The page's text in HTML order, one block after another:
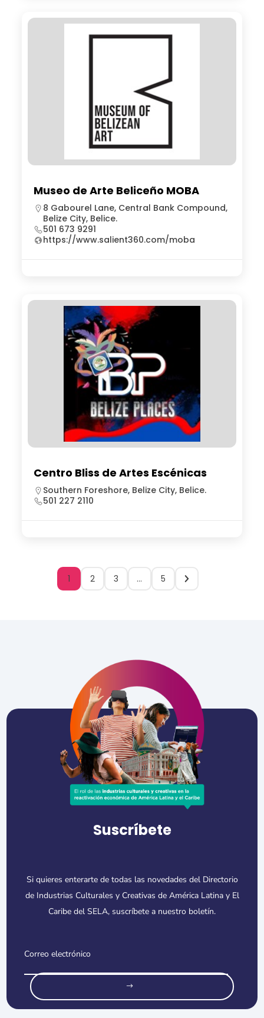
Museo de Arte Beliceño MOBA
8 Gabourel Lane, Central Bank Compound,
Belize City, Belice.
501 673 9291
https://www.salient360.com/moba
Centro Bliss de Artes Escénicas
Southern Foreshore, Belize City, Belice.
501 227 2110
1 2 3 … 5
Suscríbete
Si quieres enterarte de todas las novedades del Directorio
de Industrias Culturales y Creativas de América Latina y El
Caribe del SELA, suscríbete a nuestro boletín.